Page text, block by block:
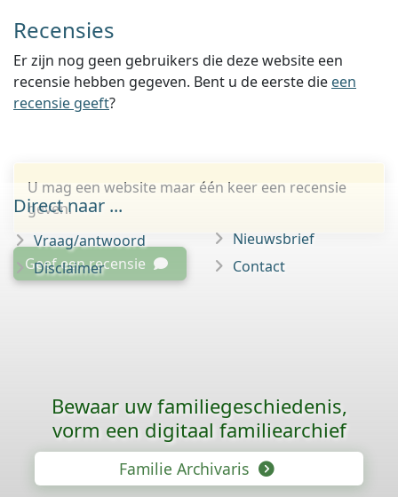
Recensies
Er zijn nog geen gebruikers die deze website een
recensie hebben gegeven. Bent u de eerste die een
recensie geeft?
U mag een website maar één keer een recensie
geven.
Geef een recensie
Direct naar ...
Vraag/antwoord
Disclaimer
Nieuwsbrief
Contact
Bewaar uw familie­geschiedenis,
vorm een digitaal familiearchief
Familie Archivaris